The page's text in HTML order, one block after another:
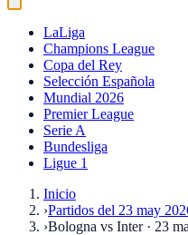
LaLiga
Champions League
Copa del Rey
Selección Española
Mundial 2026
Premier League
Serie A
Bundesliga
Ligue 1
Inicio
›Partidos del 23 may
›Bologna vs Inter · 23